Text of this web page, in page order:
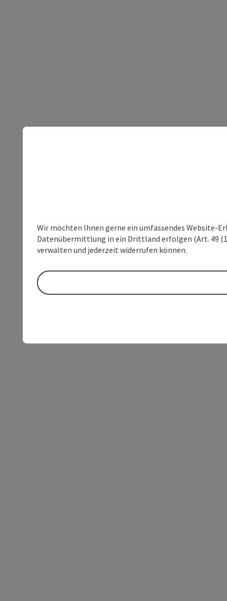
Wir möchten Ihnen gerne ein umfassendes Website-
Datenübermittlung in ein Drittland erfolgen (Art. 49
verwalten und jederzeit widerrufen können.